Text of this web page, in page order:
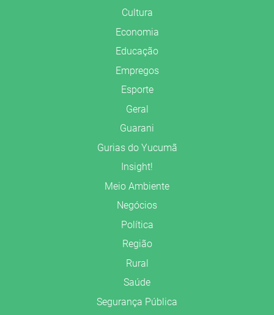
Cultura
Economia
Educação
Empregos
Esporte
Geral
Guarani
Gurias do Yucumã
Insight!
Meio Ambiente
Negócios
Política
Região
Rural
Saúde
Segurança Pública